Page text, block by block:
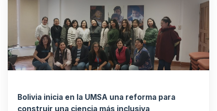
Bolivia inicia en la UMSA una reforma para
construir una ciencia más inclusiva